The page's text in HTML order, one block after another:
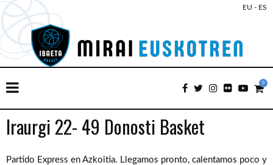
EU - ES
0
Iraurgi 22- 49 Donosti Basket
Partido Express en Azkoitia. Llegamos pronto, calentamos poco y